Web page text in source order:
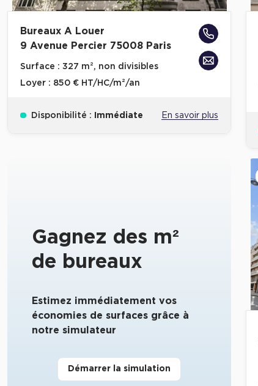
Bureaux A Louer
9 Avenue Percier 75008 Paris
Surface : 327 m², non divisibles
Loyer : 850 € HT/HC/m²/an
Disponibilité : Immédiate En savoir plus
Gagnez des m²
de bureaux
Estimez immédiatement vos
économies de surfaces grâce à
notre simulateur
Démarrer la simulation